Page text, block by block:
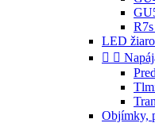
LED
 
Objímky,